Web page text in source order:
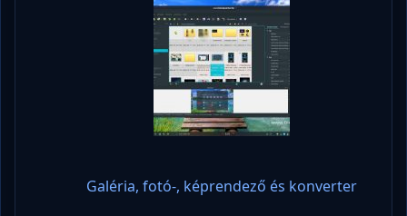
Galéria, fotó-, képrendező és konverter